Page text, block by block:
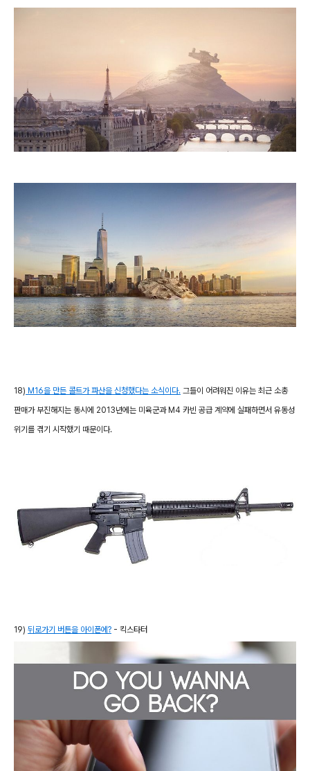
18) M16을 만든 콜트가 파산을 신청했다는 소식이다. 그들이 어려워진 이유는 최근 소총
판매가 부진해지는 동시에 2013년에는 미육군과 M4 카빈 공급 계약에 실패하면서 유동성
위기를 겪기 시작했기 때문이다.
19) 뒤로가기 버튼을 아이폰에? - 킥스타터